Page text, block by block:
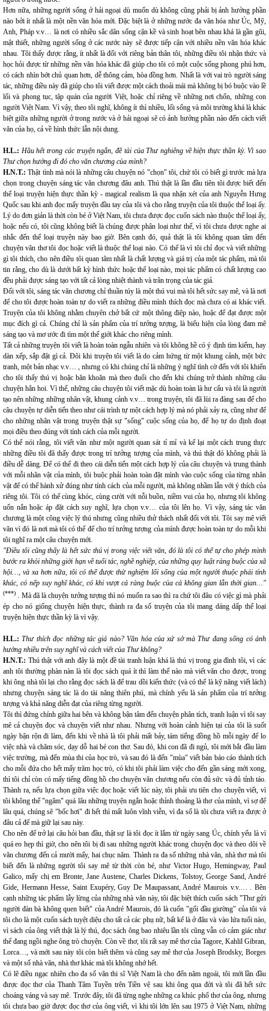
Hơn nữa, những người sống ở hải ngoại dù muốn dù không cũng phải bị ảnh hưởng phần
nào bởi ít nhất là một nền văn hóa mới. Đặc biệt là ở những nước đa văn hóa như Úc, Mỹ,
Anh, Pháp v.v… là nơi có nhiều sắc dân sống cận kề và sinh hoạt bên nhau khá là gần gũi,
mật thiết, những người sống ở các nước này sẽ được tiếp cận với nhiều nền văn hóa khác
nhau. Tôi thấy được rằng, ít nhất là đối với riêng bản thân tôi, những điều tôi nhận thức và
học hỏi được từ những nền văn hóa khác đã giúp cho tôi có một cuộc sống phong phú hơn,
có cách nhìn bớt chủ quan hơn, dễ thông cảm, hòa đồng hơn. Nhất là với vai trò người sáng
tác, những điều này đã giúp cho tôi viết được một cách thoải mái mà không bị bó buộc vào lề
lối và phong tục, tập quán của người Việt, hoặc chỉ riêng về những nơi chốn, những con
người Việt Nam. Vì vậy, theo tôi nghĩ, không ít thì nhiều, lối sống và môi trường khá là khác
biệt giữa những người ở trong nước và ở hải ngoại sẽ có ảnh hưởng phần nào đến cách viết
văn của họ, cả về hình thức lẫn nội dung.
H.L.: Hầu hết trong các truyện ngắn, đề tài của Thư nghiêng về hiện thực thần kỳ. Vì sao
Thư chọn hướng đi đó cho văn chương của mình?
H.N.T.: Thật tình mà nói là những câu chuyện nó "chọn" tôi, chứ tôi có biết gì trước mà lựa
chọn trong chuyện sáng tác văn chương đâu anh. Thú thật là lần đầu tiên tôi được biết đến
thể loại truyện hiện thực thần kỳ - magical realism là qua nhận xét của anh Nguyễn Hưng
Quốc sau khi anh đọc mấy truyện đầu tay của tôi và cho rằng truyện của tôi thuộc thể loại ấy.
Lý do đơn giản là thời còn bé ở Việt Nam, tôi chưa được đọc cuốn sách nào thuộc thể loại ấy,
hoặc nếu có, tôi cũng không biết là chúng được phân loại như thế, vì tôi chưa được nghe ai
nhắc đến thể loại truyện này bao giờ. Bên cạnh đó, quả thật là tôi không quan tâm đến
chuyện văn thơ tôi đọc hoặc viết là thuộc thể loại nào. Có thể là vì tôi chỉ đọc và viết những
gì tôi thích, cho nên điều tôi quan tâm nhất là chất lượng và giá trị của một tác phẩm, mà tôi
tin rằng, cho dù là dưới bất kỳ hình thức hoặc thể loại nào, mọi tác phẩm có chất lượng cao
đều phải được sáng tạo với tất cả lòng nhiệt thành và trân trọng của tác giả.
Đối với tôi, sáng tác văn chương chỉ thuần túy là một thú vui mà tôi hết sức say mê, và là nơi
để cho tôi được hoàn toàn tự do viết ra những điều mình thích đọc mà chưa có ai khác viết.
Truyện của tôi không nhằm chuyên chở bất cứ một thông điệp nào, hoặc để đạt được một
mục đích gì cả. Chúng chỉ là sản phẩm của trí tưởng tượng, là biểu hiện của lòng đam mê
sáng tạo và mơ ước đi tìm một thế giới khác cho riêng mình.
Tất cả những truyện tôi viết là hoàn toàn ngẫu nhiên và tôi không hề có ý định tìm kiếm, hay
dàn xếp, sắp đặt gì cả. Đôi khi truyện tôi viết là do cảm hứng từ một khung cảnh, một bức
tranh, một bản nhạc v.v… , nhưng có khi chúng chỉ là những ý nghĩ tình cờ đến với tôi khiến
cho tôi thấy thú vị hoặc băn khoăn mà theo đuổi cho đến khi chúng trở thành những câu
chuyện hẳn hoi. Vì thế, những câu chuyện tôi viết mặc dù hoàn toàn là hư cấu và tôi là người
tạo nên những những nhân vật, khung cảnh v.v… trong truyện, tôi đã lùi ra đàng sau để cho
câu chuyện tự diễn tiến theo như cái trình tự một cách hợp lý mà nó phải xảy ra, cũng như để
cho những nhân vật trong truyện thật sự "sống" cuộc sống của họ, để họ tự do định đoạt
mọi điều theo đúng với tính cách của mỗi người.
Có thể nói rằng, tôi viết văn như một người quan sát tỉ mỉ và kể lại một cách trung thực
những điều tôi đã thấy được trong trí tưởng tượng của mình, và thú thật đó không phải là
điều dễ dàng. Để có thể đi theo cái diễn tiến một cách hợp lý của câu chuyện và trung thành
với mỗi nhân vật của mình, tôi buộc phải hoàn toàn đặt mình vào cuộc sống của từng nhân
vật để có thể hành xử đúng như tính cách của mỗi người, mà không nhầm lẫn với ý thích của
riêng tôi. Tôi có thể cùng khóc, cùng cười với nỗi buồn, niềm vui của họ, nhưng tôi không
uốn nắn hoặc áp đặt cách suy nghĩ, lựa chọn v.v… của tôi lên họ. Vì vậy, sáng tác văn
chương là một công việc lý thú nhưng cũng nhiều thử thách nhất đối với tôi. Tôi say mê viết
văn vì đó là nơi mà tôi có thể để cho trí tưởng tượng của mình được hoàn toàn tự do mỗi khi
tôi nghĩ ra một câu chuyện mới.
"Điều tôi cũng thấy là hết sức thú vị trong việc viết văn, đó là tôi có thể tự cho phép mình
bước ra khỏi những giới hạn về tuổi tác, nghề nghiệp, của những quy luật ràng buộc của xã
hội…, và xa hơn nữa, tôi có thể được thử nghiệm lối sống của một người thuộc phái tính
khác, có nếp suy nghĩ khác, có khi vượt cả ràng buộc của cả không gian lẫn thời gian…"
(***) . Mà đã là chuyện tưởng tượng thì nó muốn ra sao thì ra chứ tôi đâu có việc gì mà phải
ép cho nó giống chuyện hiện thực, thành ra đa số truyện của tôi mang dáng dấp thể loại
truyện hiện thực thần kỳ là vì vậy.
H.L.:Thư thích đọc những tác giả nào? Văn hóa của xứ sở mà Thư đang sống có ảnh
hưởng nhiều trên suy nghĩ và cách viết của Thư không?
H.N.T.: Thú thật với anh đây là một đề tài tranh luận khá là thú vị trong gia đình tôi, vì các
anh tôi thường phàn nàn là tôi đọc sách quá ít thì làm thế nào mà viết văn cho được, trong
khi ông nhà tôi lại cho rằng đọc sách là để trau dồi kiến thức (và có thể là kỹ năng viết lách)
nhưng chuyện sáng tác là do tài năng thiên phú, mà chính yếu là sản phẩm của trí tưởng
tượng và khả năng diễn đạt của riêng từng người.
Tôi thì đứng chính giữa hai bên và không bận tâm đến chuyện phân tích, tranh luận vì tôi say
mê cả chuyện đọc và chuyện viết như nhau. Nhưng với hoàn cảnh hiện tại của tôi là suốt
ngày bận rộn đi làm, đến khi về nhà là tôi phải mất bảy, tám tiếng đồng hồ mỗi ngày để lo
việc nhà và chăm sóc, dạy dỗ hai bé con thơ. Sau đó, khi con đã đi ngủ, tôi mới bắt đầu làm
việc trường, mà đến mùa thi của học trò, và sau đó là đến "mùa" viết bản báo cáo thành tích
cho mỗi đứa cho hết mấy trăm học trò, có khi tôi phải làm việc cho đến gần sáng mới xong,
thì tôi chỉ còn có mấy tiếng đồng hồ cho chuyện văn chương nếu còn đủ sức và đủ tỉnh táo.
Thành ra, nếu lựa chọn giữa việc đọc hoặc viết lúc này, tôi phải ưu tiên cho chuyện viết, vì
tôi không thể "ngâm" quá lâu những truyện ngắn hoặc thỉnh thoảng là thơ của mình, vì sợ để
lâu quá, chúng sẽ "bốc hơi" đi hết thì mất luôn vĩnh viễn, vì đa số là tôi chưa viết ra được ở
đâu cả để mà giữ lại sau này.
Cho nên để trở lại câu hỏi ban đầu, thật sự là tôi đọc ít lắm từ ngày sang Úc, chính yếu là vì
quá eo hẹp thì giờ, cho nên tôi bị đi sau những người khác trong chuyện đọc và theo dõi về
văn chương đến cả mười mấy, hai chục năm. Thành ra đa số những nhà văn, nhà thơ mà tôi
biết đến là những người tôi say mê từ thời còn bé, như Victor Hugo, Hemingway, Paul
Galico, mấy chị em Bronte, Jane Austene, Charles Dickens, Tolstoy, George Sand, André
Gide, Hermann Hesse, Saint Exupéry, Guy De Maupassant, André Maurois v.v.… . Bên
cạnh những tác phẩm lẫy lừng của những nhà văn này, tôi đặc biệt thích cuốn sách "Thư gửi
người đàn bà không quen biết" của André Maurois, đó là cuốn "gối đầu giường" của tôi và
tôi cho là một cuốn sách tuyệt diệu cho tất cả các phụ nữ, bất kể là ở đâu và vào lứa tuổi nào,
vì sách của ông viết thật là lý thú, đọc sách ông bao nhiêu lần tôi cũng vẫn có cảm giác như
thể đang ngồi nghe ông trò chuyện. Còn về thơ, tôi rất say mê thơ của Tagore, Kahlil Gibran,
Lorca…, và mới sau này tôi còn biết thêm và cũng say mê thơ của Joseph Brodsky, Borges
và một số nhà văn, nhà thơ khác mà tôi không nhớ hết.
Có lẽ điều ngạc nhiên cho đa số văn thi sĩ Việt Nam là cho đến năm ngoái, tôi mới lần đầu
được đọc thơ của Thanh Tâm Tuyền trên Tiền vệ sau khi ông qua đời và tôi đã hết sức
choáng váng và say mê. Trước đây, tôi đã từng nghe những ca khúc phổ thơ của ông, nhưng
tôi chưa bao giờ được đọc thơ của ông viết, vì khi tôi lớn lên sau 1975 ở Việt Nam, những